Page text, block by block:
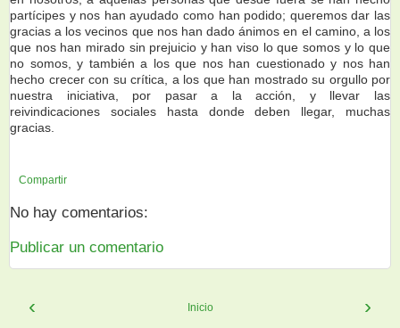
partícipes y nos han ayudado como han podido; queremos dar las
gracias a los vecinos que nos han dado ánimos en el camino, a los
que nos han mirado sin prejuicio y han viso lo que somos y lo que
no somos, y también a los que nos han cuestionado y nos han
hecho crecer con su crítica, a los que han mostrado su orgullo por
nuestra iniciativa, por pasar a la acción, y llevar las
reivindicaciones sociales hasta donde deben llegar, muchas
gracias.
Compartir
No hay comentarios:
Publicar un comentario
‹ ›
Inicio